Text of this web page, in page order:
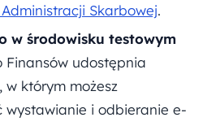
Skarbowej.
w środowisku testowym
Finansów udostępnia
w którym możesz
wystawianie i odbieranie e-